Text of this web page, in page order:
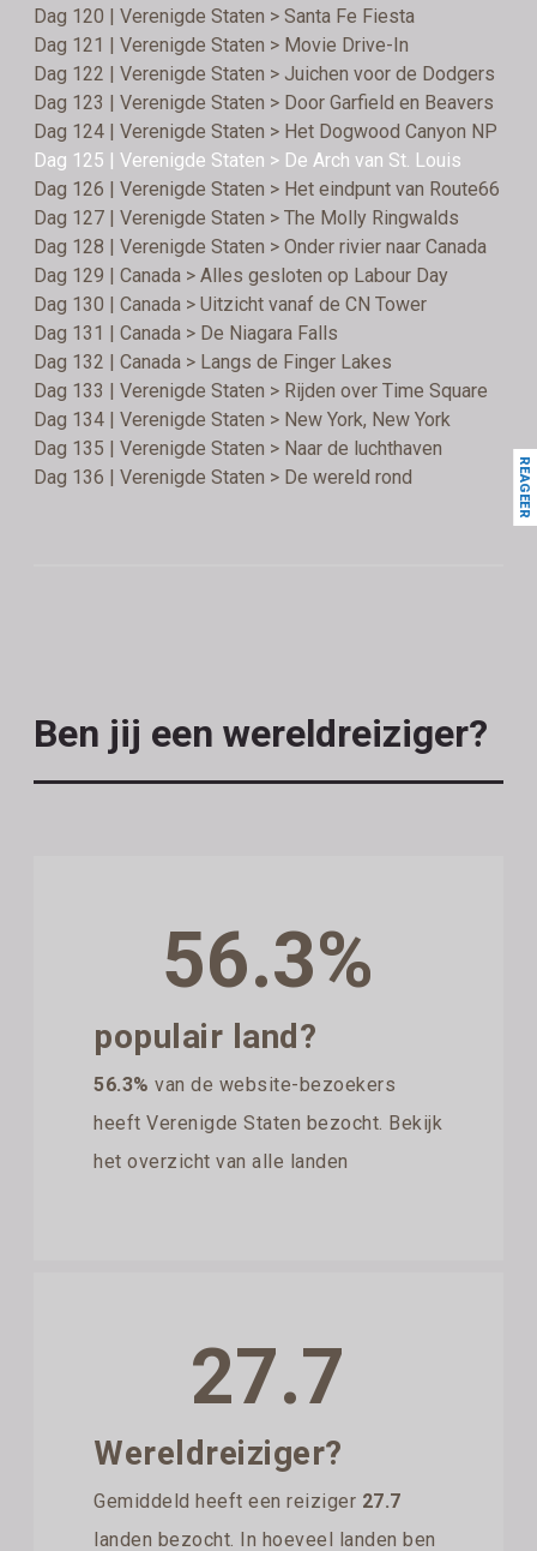
Dag 120 | Verenigde Staten > Santa Fe Fiesta
Dag 121 | Verenigde Staten > Movie Drive-In
Dag 122 | Verenigde Staten > Juichen voor de Dodgers
Dag 123 | Verenigde Staten > Door Garfield en Beavers
Dag 124 | Verenigde Staten > Het Dogwood Canyon NP
Dag 125 | Verenigde Staten > De Arch van St. Louis
Dag 126 | Verenigde Staten > Het eindpunt van Route66
Dag 127 | Verenigde Staten > The Molly Ringwalds
Dag 128 | Verenigde Staten > Onder rivier naar Canada
Dag 129 | Canada > Alles gesloten op Labour Day
Dag 130 | Canada > Uitzicht vanaf de CN Tower
Dag 131 | Canada > De Niagara Falls
Dag 132 | Canada > Langs de Finger Lakes
Dag 133 | Verenigde Staten > Rijden over Time Square
Dag 134 | Verenigde Staten > New York, New York
Dag 135 | Verenigde Staten > Naar de luchthaven
Dag 136 | Verenigde Staten > De wereld rond
Ben jij een wereldreiziger?
56.3%
populair land?
56.3% van de website-bezoekers
heeft Verenigde Staten bezocht. Bekijk
het overzicht van alle landen
27.7
Wereldreiziger?
Gemiddeld heeft een reiziger 27.7
landen bezocht. In hoeveel landen ben
REAGEER